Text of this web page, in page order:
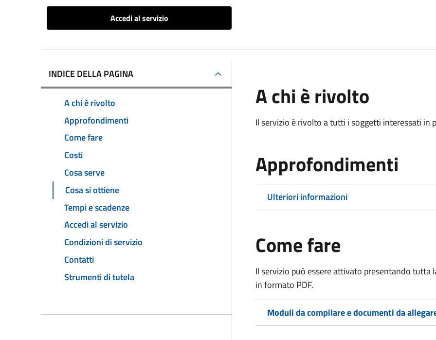
Accedi al servizio
INDICE DELLA PAGINA
A chi è rivolto
Approfondimenti
Come fare
Costi
Cosa serve
Cosa si ottiene
Tempi e scadenze
Accedi al servizio
Condizioni di servizio
Contatti
Strumenti di tutela
A chi è rivolto
Il servizio è rivolto a tutti i soggetti interessati in
Approfondimenti
Ulteriori informazioni
Come fare
Il servizio può essere attivato presentando
in formato PDF.
Moduli da compilare e documenti da